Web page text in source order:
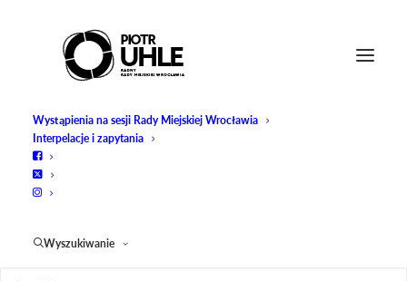
Wystąpienia na sesji Rady Miejskiej Wrocławia
Interpelacje i zapytania
Wyszukiwanie